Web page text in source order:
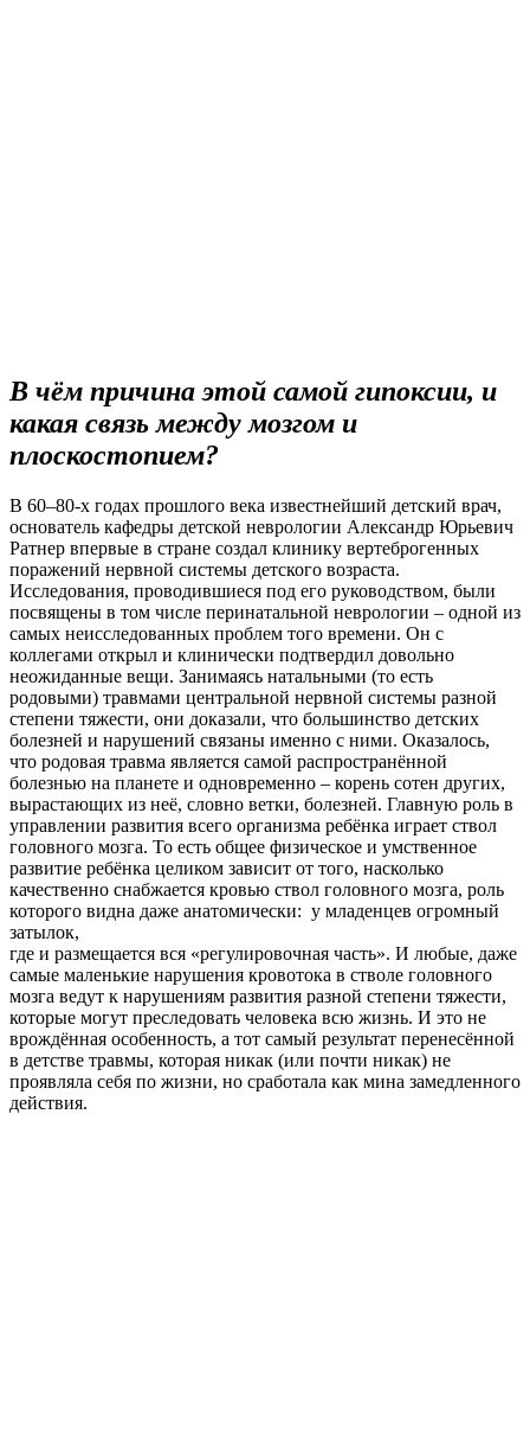
В чём причина этой самой гипоксии, и
какая связь между мозгом и
плоскостопием?
В 60–80-х годах прошлого века известнейший детский врач,
основатель кафедры детской неврологии Александр Юрьевич
Ратнер впервые в стране создал клинику вертеброгенных
поражений нервной системы детского возраста.
Исследования, проводившиеся под его руководст­вом, были
посвящены в том числе перинатальной неврологии – одной из
самых неисследованных проблем того времени. Он с
коллегами открыл и клинически подтвердил довольно
неожиданные вещи. Занимаясь натальными (то есть
родовыми) травмами центральной нервной системы разной
степени тяжести, они доказали, что большинство детских
болезней и нарушений связаны именно с ними. Оказалось,
что родовая травма является самой распространённой
болезнью на планете и одновременно – корень сотен других,
вырастающих из неё, словно ветки, болезней. Главную роль в
управлении развития всего организма ребёнка играет ствол
головного мозга. То есть общее физическое и умственное
развитие ребёнка целиком зависит от того, насколько
качественно снабжается кровью ствол головного мозга, роль
которого видна даже анатомически: у младенцев огромный
затылок,
где и размещается вся «регулировочная часть». И любые, даже
самые маленькие нарушения кровотока в стволе головного
мозга ведут к нарушениям развития разной степени тяжести,
которые могут преследовать человека всю жизнь. И это не
врождённая особенность, а тот самый результат перенесённой
в детстве травмы, которая никак (или почти никак) не
проявляла себя по жизни, но сработала как мина замедленного
действия.